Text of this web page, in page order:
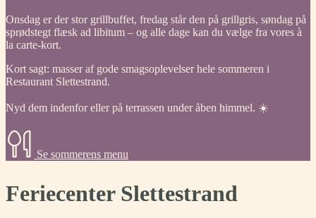
Onsdag er der stor grillbuffet, fredag står den på grillgris, søndag på
sprødstegt flæsk ad libitum – og alle dage kan du vælge fra vores à
la carte-kort.
Kort sagt: masser af gode smagsoplevelser hele sommeren i
Restaurant Slettestrand.
Nyd dem indenfor eller på terrassen under åben himmel. ☀️
Se sommerens menu
Feriecenter Slettestrand